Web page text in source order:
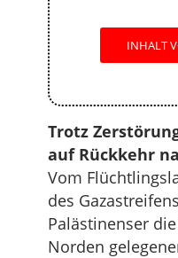
INHALT
Trotz
auf Rückkehr
Vom
des
Palästinenser
Norden